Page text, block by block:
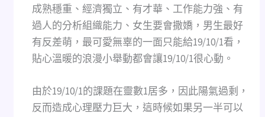
成熟穩重、經濟獨立、有才華、工作能力強、有
過人的分析組織能力、女生要會撒嬌，男生最好
有反差萌，最可愛無辜的一面只能給19/10/1看，
貼心溫暖的浪漫小舉動都會讓19/10/1很心動。
由於19/10/1的課題在靈數1居多，因此陽氣過剩，
反而造成心理壓力巨大，這時候如果另一半可以